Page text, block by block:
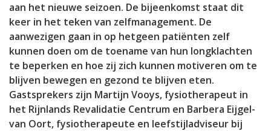
aan het nieuwe seizoen. De bijeenkomst staat dit
keer in het teken van zelfmanagement. De
aanwezigen gaan in op hetgeen patiënten zelf
kunnen doen om de toename van hun longklachten
te beperken en hoe zij zich kunnen motiveren om te
blijven bewegen en gezond te blijven eten.
Gastsprekers zijn Martijn Vooys, fysiotherapeut in
het Rijnlands Revalidatie Centrum en Barbera Eijgel-
van Oort, fysiotherapeute en leefstijladviseur bij